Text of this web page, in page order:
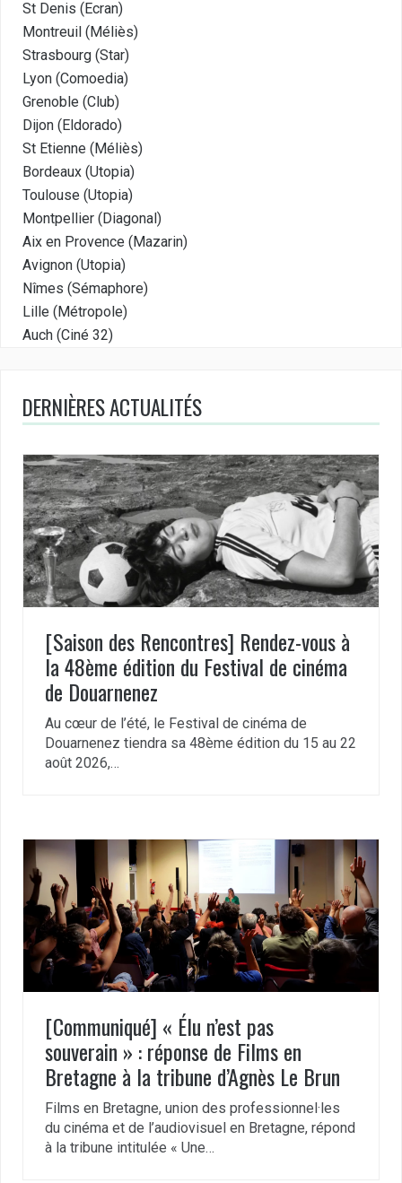
St Denis (Ecran)
Montreuil (Méliès)
Strasbourg (Star)
Lyon (Comoedia)
Grenoble (Club)
Dijon (Eldorado)
St Etienne (Méliès)
Bordeaux (Utopia)
Toulouse (Utopia)
Montpellier (Diagonal)
Aix en Provence (Mazarin)
Avignon (Utopia)
Nîmes (Sémaphore)
Lille (Métropole)
Auch (Ciné 32)
DERNIÈRES ACTUALITÉS
[Saison des Rencontres] Rendez-vous à
la 48ème édition du Festival de cinéma
de Douarnenez
Au cœur de l’été, le Festival de cinéma de
Douarnenez tiendra sa 48ème édition du 15 au 22
août 2026,…
[Communiqué] « Élu n’est pas
souverain » : réponse de Films en
Bretagne à la tribune d’Agnès Le Brun
Films en Bretagne, union des professionnel·les
du cinéma et de l’audiovisuel en Bretagne, répond
à la tribune intitulée « Une…